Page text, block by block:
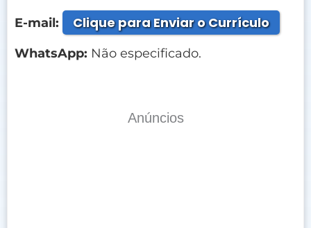
E-mail: Clique para Enviar o Currículo
WhatsApp: Não especificado.
Anúncios